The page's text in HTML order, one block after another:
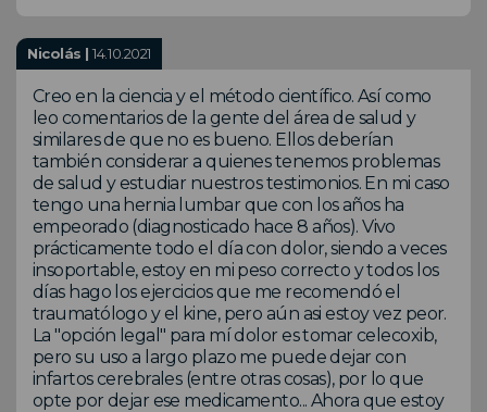
Nicolás |14.10.2021
Creo en la ciencia y el método científico. Así como
leo comentarios de la gente del área de salud y
similares de que no es bueno. Ellos deberían
también considerar a quienes tenemos problemas
de salud y estudiar nuestros testimonios. En mi caso
tengo una hernia lumbar que con los años ha
empeorado (diagnosticado hace 8 años). Vivo
prácticamente todo el día con dolor, siendo a veces
insoportable, estoy en mi peso correcto y todos los
días hago los ejercicios que me recomendó el
traumatólogo y el kine, pero aún asi estoy vez peor.
La "opción legal" para mí dolor es tomar celecoxib,
pero su uso a largo plazo me puede dejar con
infartos cerebrales (entre otras cosas), por lo que
opte por dejar ese medicamento... Ahora que estoy